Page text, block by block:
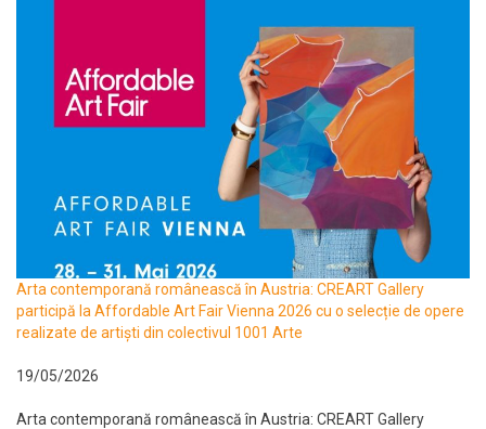
Arta contemporană românească în Austria: CREART Gallery
participă la Affordable Art Fair Vienna 2026 cu o selecție de opere
realizate de artiști din colectivul 1001 Arte
19/05/2026
Arta contemporană românească în Austria: CREART Gallery